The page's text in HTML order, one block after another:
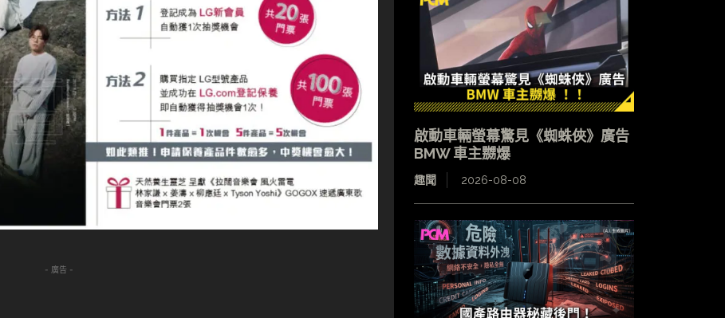
- 廣告 -
啟動車輛螢幕驚見《蜘蛛俠》廣告
BMW 車主嬲爆
趣聞 2026-08-08